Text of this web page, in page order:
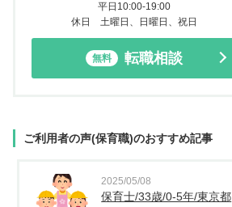
平日10:00-19:00
休日 土曜日、日曜日、祝日
無料 転職相談
ご利用者の声(保育職)のおすすめ記事
2025/05/08
保育士/33歳/0-5年/東京都